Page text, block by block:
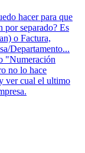
hacer para que
por separado? Es
o Factura,
Departamento...
"Numeración
no lo hace
ver cual el ultimo